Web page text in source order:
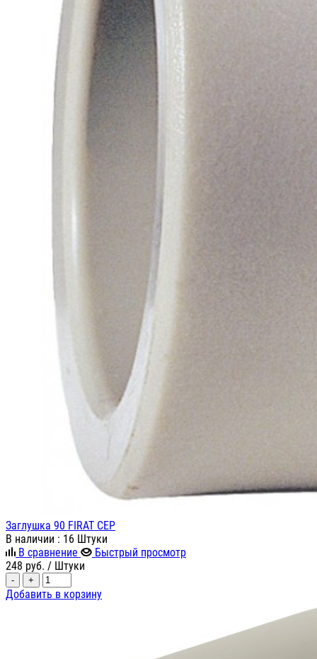
Заглушка 90 FIRAT СЕР
В наличии : 16 Штуки
В сравнение
Быстрый просмотр
248 руб. / Штуки
- +
Добавить в корзину